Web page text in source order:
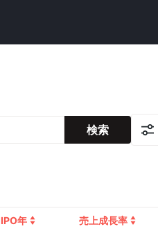
検索
IPO年 売上成長率